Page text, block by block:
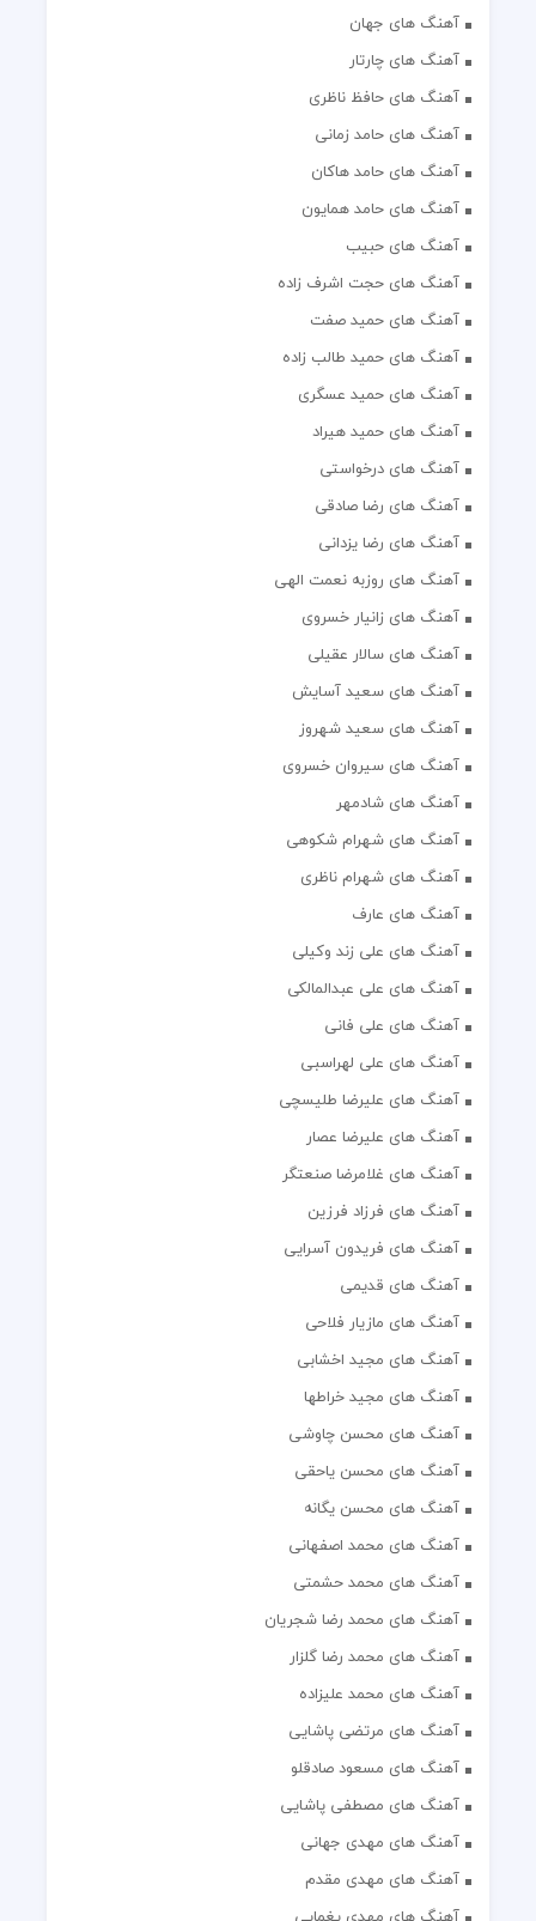
آهنگ های جهان
آهنگ های چارتار
آهنگ های حافظ ناظری
آهنگ های حامد زمانی
آهنگ های حامد هاکان
آهنگ های حامد همایون
آهنگ های حبیب
آهنگ های حجت اشرف زاده
آهنگ های حمید صفت
آهنگ های حمید طالب زاده
آهنگ های حمید عسگری
آهنگ های حمید هیراد
آهنگ های درخواستی
آهنگ های رضا صادقی
آهنگ های رضا یزدانی
آهنگ های روزبه نعمت الهی
آهنگ های زانیار خسروی
آهنگ های سالار عقیلی
آهنگ های سعید آسایش
آهنگ های سعید شهروز
آهنگ های سیروان خسروی
آهنگ های شادمهر
آهنگ های شهرام شکوهی
آهنگ های شهرام ناظری
آهنگ های عارف
آهنگ های علی زند وکیلی
آهنگ های علی عبدالمالکی
آهنگ های علی فانی
آهنگ های علی لهراسبی
آهنگ های علیرضا طلیسچی
آهنگ های علیرضا عصار
آهنگ های غلامرضا صنعتگر
آهنگ های فرزاد فرزین
آهنگ های فریدون آسرایی
آهنگ های قدیمی
آهنگ های مازیار فلاحی
آهنگ های مجید اخشابی
آهنگ های مجید خراطها
آهنگ های محسن چاوشی
آهنگ های محسن یاحقی
آهنگ های محسن یگانه
آهنگ های محمد اصفهانی
آهنگ های محمد حشمتی
آهنگ های محمد رضا شجریان
آهنگ های محمد رضا گلزار
آهنگ های محمد علیزاده
آهنگ های مرتضی پاشایی
آهنگ های مسعود صادقلو
آهنگ های مصطفی پاشایی
آهنگ های مهدی جهانی
آهنگ های مهدی مقدم